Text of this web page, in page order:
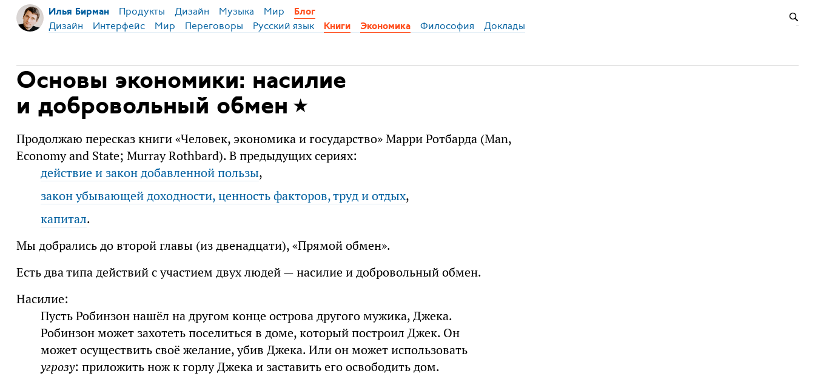
Илья Бирман Продукты Дизайн Музыка Мир Блог
Дизайн Интерфейс Мир Переговоры Русский язык Книги Экономика Философия Доклады
Основы экономики: насилие
и добровольный обмен
Продолжаю пересказ книги «Человек, экономика и государство» Марри Ротбарда (Man,
Economy and State; Murray Rothbard). В предыдущих сериях:
действие и закон добавленной пользы,
закон убывающей доходности, ценность факторов, труд и отдых,
капитал.
Мы добрались до второй главы (из двенадцати), «Прямой обмен».
Есть два типа действий с участием двух людей — насилие и добровольный обмен.
Насилие:
Пусть Робинзон нашёл на другом конце острова другого мужика, Джека.
Робинзон может захотеть поселиться в доме, который построил Джек. Он
может осуществить своё желание, убив Джека. Или он может использовать
угрозу: приложить нож к горлу Джека и заставить его освободить дом.